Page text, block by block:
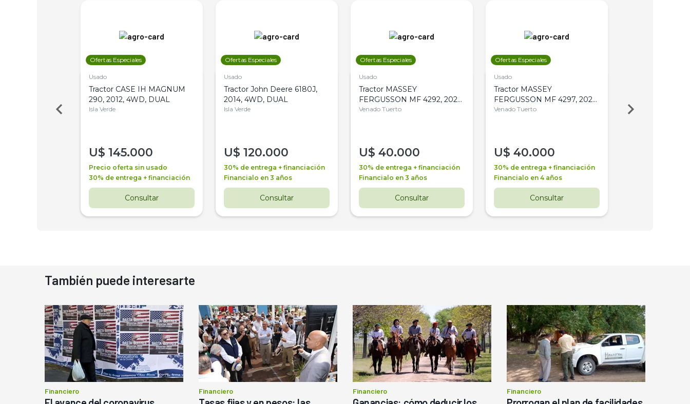
Ofertas Especiales
Usado
Tractor CASE IH MAGNUM
290, 2012, 4WD, DUAL
Isla Verde
U$ 145.000
Precio oferta sin usado
30% de entrega + financiación
Consultar
Ofertas Especiales
Usado
Tractor John Deere 6180J,
2014, 4WD, DUAL
Isla Verde
U$ 120.000
30% de entrega + financiación
Financialo en 3 años
Consultar
Ofertas Especiales
Usado
Tractor MASSEY
FERGUSSON MF 4292, 2020,
4WD, PATON
Venado Tuerto
U$ 40.000
30% de entrega + financiación
Financialo en 3 años
Consultar
Ofertas Especiales
Usado
Tractor MASSEY
FERGUSSON MF 4297, 2020,
4WD, PATON
Venado Tuerto
U$ 40.000
30% de entrega + financiación
Financialo en 4 años
Consultar
Venado Tuerto
También puede interesarte
Financiero Financiero Financiero Financiero